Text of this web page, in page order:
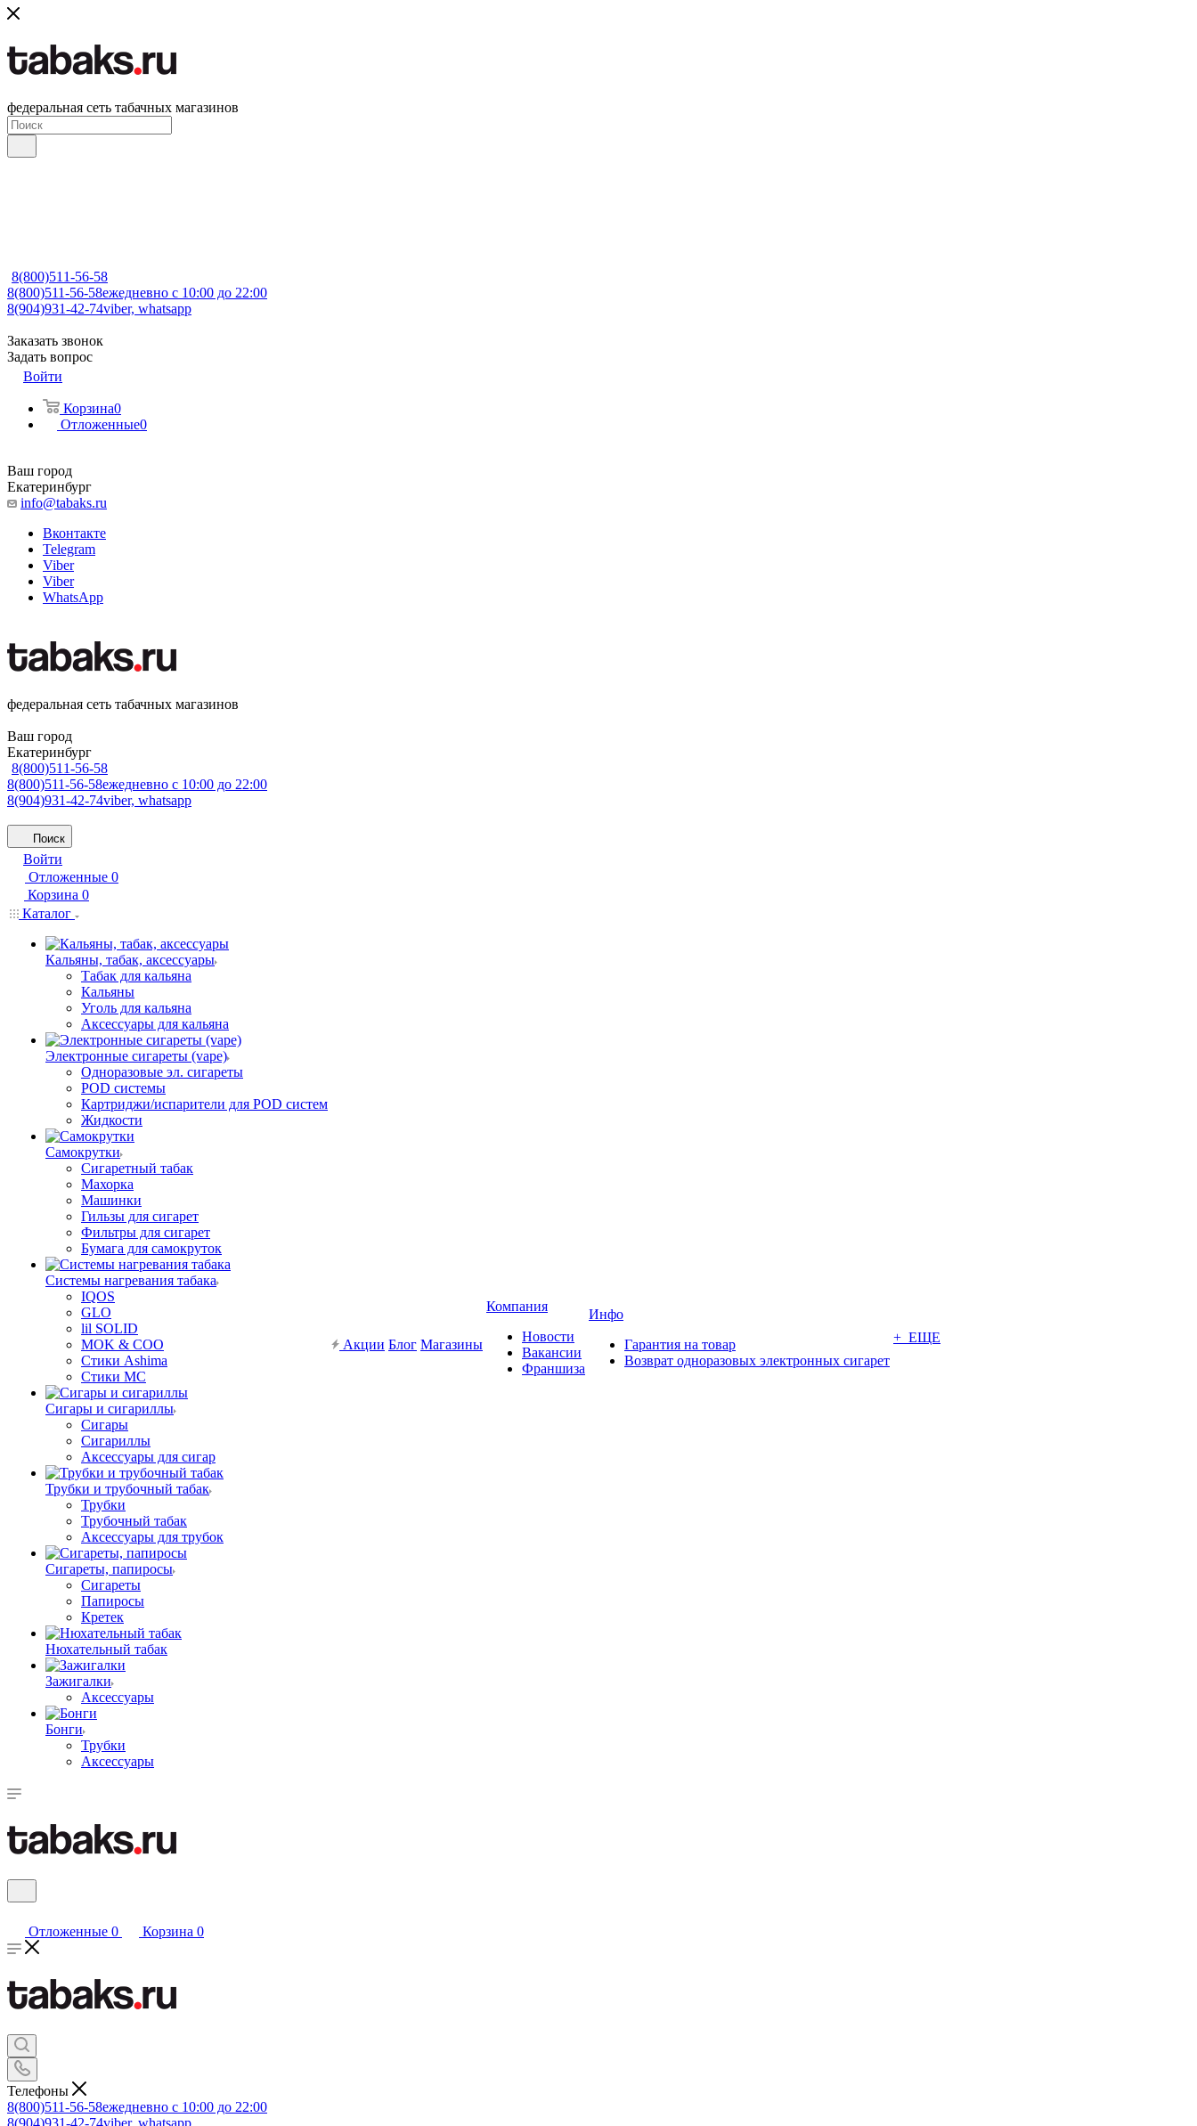
федеральная сеть табачных магазинов
8(800)511-56-58
8(800)511-56-58ежедневно с 10:00 до 22:00
8(904)931-42-74viber, whatsapp
Заказать звонок
Задать вопрос
Войти
Корзина0
Отложенные0
Ваш город
Екатеринбург
info@tabaks.ru
Вконтакте
Telegram
Viber
Viber
WhatsApp
федеральная сеть табачных магазинов
Ваш город
Екатеринбург
8(800)511-56-58
8(800)511-56-58ежедневно с 10:00 до 22:00
8(904)931-42-74viber, whatsapp
Поиск
Войти
Отложенные 0
Корзина 0
Каталог
Кальяны, табак, аксессуары
Табак для кальяна
Кальяны
Уголь для кальяна
Аксессуары для кальяна
Электронные сигареты (vape)
Одноразовые эл. сигареты
POD системы
Картриджи/испарители для POD систем
Жидкости
Самокрутки
Сигаретный табак
Махорка
Машинки
Гильзы для сигарет
Фильтры для сигарет
Бумага для самокруток
Системы нагревания табака
IQOS
GLO
lil SOLID
MOK & COO
Стики Ashima
Стики MC
Сигары и сигариллы
Сигары
Сигариллы
Аксессуары для сигар
Трубки и трубочный табак
Трубки
Трубочный табак
Аксессуары для трубок
Сигареты, папиросы
Сигареты
Папиросы
Кретек
Нюхательный табак
Зажигалки
Аксессуары
Бонги
Трубки
Аксессуары
Акции Блог Магазины
Компания
Новости
Вакансии
Франшиза
Инфо
Гарантия на товар
Возврат одноразовых электронных сигарет
+ ЕЩЕ
Отложенные 0 Корзина 0
Телефоны
8(800)511-56-58ежедневно с 10:00 до 22:00
8(904)931-42-74viber, whatsapp